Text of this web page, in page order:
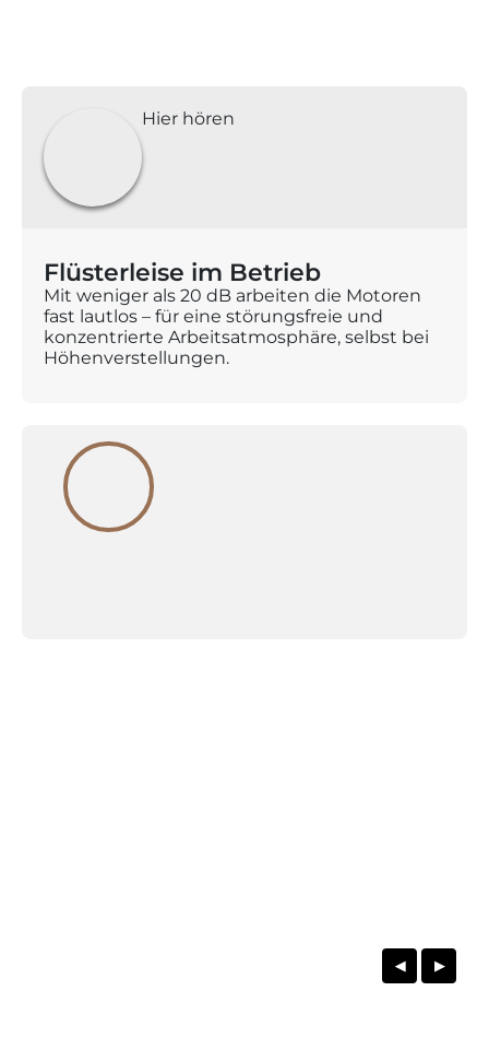
Flüsterleise im Betrieb
Mit weniger als 20 dB arbeiten die Motoren
fast lautlos – für eine störungsfreie und
konzentrierte Arbeitsatmosphäre, selbst bei
Höhenverstellungen.
Hier hören
◀ ▶